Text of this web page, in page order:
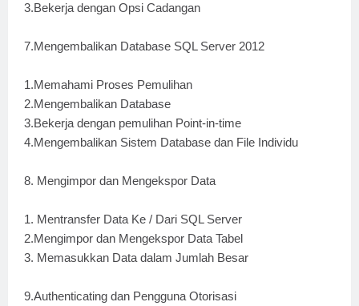
3.Bekerja dengan Opsi Cadangan
7.Mengembalikan Database SQL Server 2012
1.Memahami Proses Pemulihan
2.Mengembalikan Database
3.Bekerja dengan pemulihan Point-in-time
4.Mengembalikan Sistem Database dan File Individu
8. Mengimpor dan Mengekspor Data
1. Mentransfer Data Ke / Dari SQL Server
2.Mengimpor dan Mengekspor Data Tabel
3. Memasukkan Data dalam Jumlah Besar
9.Authenticating dan Pengguna Otorisasi